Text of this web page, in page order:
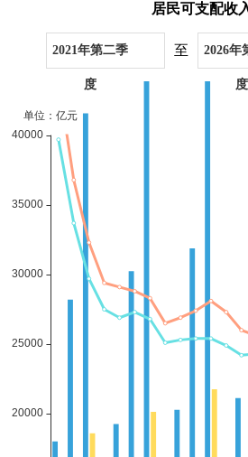
居民可支配收
2021年第二季
度
至 2026年
度